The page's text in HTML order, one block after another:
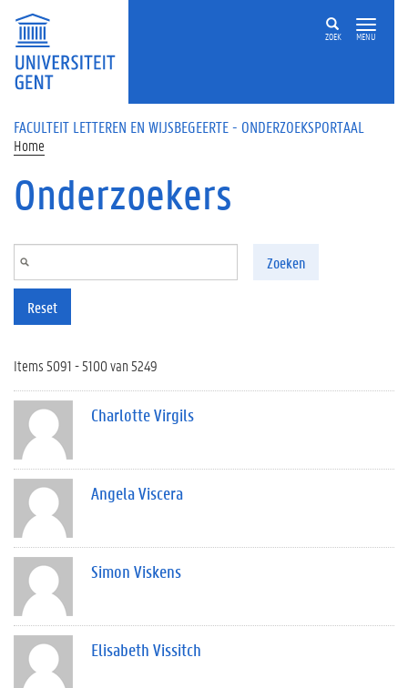
Overslaan en naar de inhoud gaan
ZOEK MENU
FACULTEIT LETTEREN EN WIJSBEGEERTE - ONDERZOEKSPORTAAL
Home
Onderzoekers
Zoeken
Reset
Items 5091 - 5100 van 5249
Charlotte Virgils
Angela Viscera
Simon Viskens
Elisabeth Vissitch